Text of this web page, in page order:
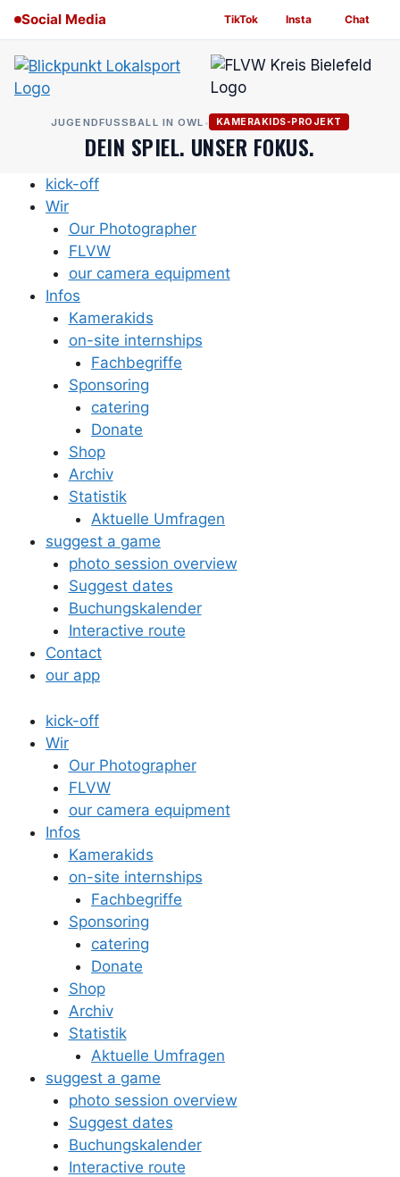
Skip
content
Social Media TikTok Insta Chat
JUGENDFUSSBALL IN OWL • KAMERAKIDS-PROJEKT
DEIN SPIEL. UNSER FOKUS.
kick-off
Wir
Our Photographer
FLVW
our camera equipment
Infos
Kamerakids
on-site internships
Fachbegriffe
Sponsoring
catering
Donate
Shop
Archiv
Statistik
Aktuelle Umfragen
suggest a game
photo session overview
Suggest dates
Buchungskalender
Interactive route
Contact
our app
kick-off
Wir
Our Photographer
FLVW
our camera equipment
Infos
Kamerakids
on-site internships
Fachbegriffe
Sponsoring
catering
Donate
Shop
Archiv
Statistik
Aktuelle Umfragen
suggest a game
photo session overview
Suggest dates
Buchungskalender
Interactive route